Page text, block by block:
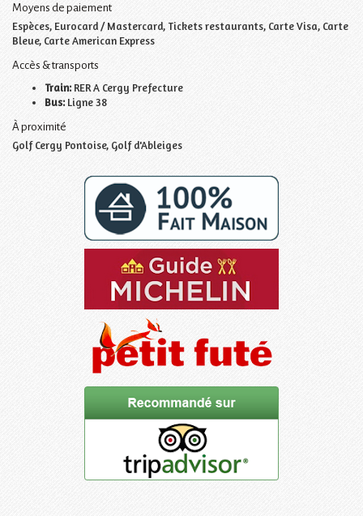
Moyens de paiement
Espèces, Eurocard / Mastercard, Tickets restaurants, Carte Visa, Carte
Bleue, Carte American Express
Accès & transports
Train:RER A Cergy Prefecture
Bus: Ligne 38
À proximité
Golf Cergy Pontoise, Golf d'Ableiges